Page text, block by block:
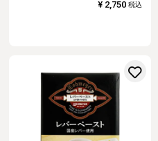
¥ 2,750 税込